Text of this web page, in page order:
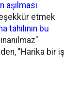
aşılması
etmek
tahılının bu
"Harika bir iş